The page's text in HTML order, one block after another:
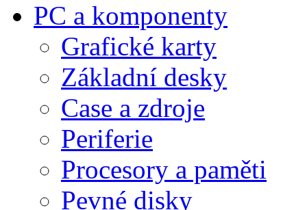
PC a komponenty
Grafické karty
Základní desky
Case a zdroje
Periferie
Procesory a paměti
Pevné disky